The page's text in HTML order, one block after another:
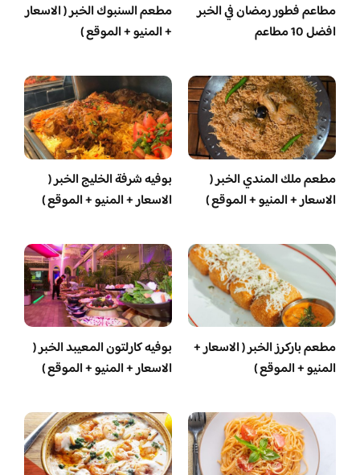
مطاعم فطور رمضان في الخبر
افضل 10 مطاعم
مطعم السنبوك الخبر ( الاسعار
+ المنيو + الموقع )
مطعم ملك المندي الخبر (
الاسعار + المنيو + الموقع )
بوفيه شرفة الخليج الخبر (
الاسعار + المنيو + الموقع )
مطعم باركرز الخبر ( الاسعار +
المنيو + الموقع )
بوفيه كارلتون المعيبد الخبر (
الاسعار + المنيو + الموقع )